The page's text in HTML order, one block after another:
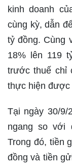
kinh doanh
cùng kỳ, dẫn
tỷ đồng. Cùng
18% lên 119
trước thuế chỉ
thực hiện được
Tại ngày 30/9/
ngang so với
Trong đó, tiền
đồng và tiền